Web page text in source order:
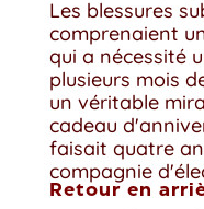
Les blessures
comprenaient
qui a nécessité
plusieurs mois
un véritable
cadeau
faisait quatre
compagnie
Retour en